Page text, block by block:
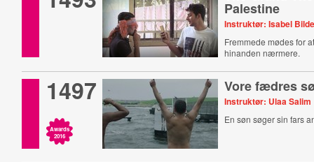
Palestine
Instruktør: Isabel
Fremmede mødes for
hinanden nærmere.
1497
Awards
2016
Vore fædres
Instruktør: Ulaa Salim
En søn søger sin fars